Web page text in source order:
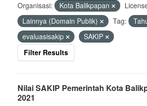
Organisasi: Kota Balikpapan
Lainnya (Domain Publik)
Tag:
evaluasisakip
SAKIP
Filter Results
Nilai SAKIP Pemerintah Kota
2021